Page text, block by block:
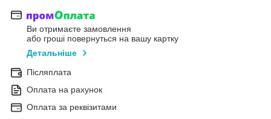
Ви отримаєте замовлення
або гроші повернуться на вашу картку
Детальніше
Післяплата
Оплата на рахунок
Оплата за реквізитами